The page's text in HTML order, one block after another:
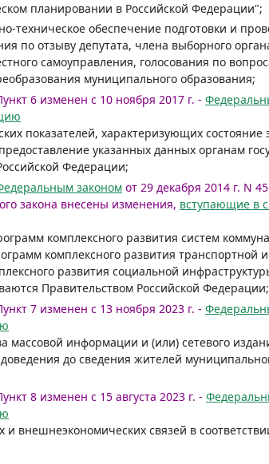
планировании в Российской Федерации";
техническое обеспечение подготовки и
по отзыву депутата, члена выборного
самоуправления, голосования по
муниципального образования;
6 изменен с 10 ноября 2017 г. -
показателей, характеризующих
указанных данных органам
Федерации;
законом от 29 декабря 2014 г. N
закона внесены изменения, вступающие в
комплексного развития систем
комплексного развития транспортной
развития социальной
Правительством Российской Федерации;
7 изменен с 13 ноября 2023 г. -
массовой информации и (или) сетевого
до сведения жителей
8 изменен с 15 августа 2023 г. -
внешнеэкономических связей в